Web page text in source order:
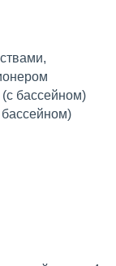
бассейном)